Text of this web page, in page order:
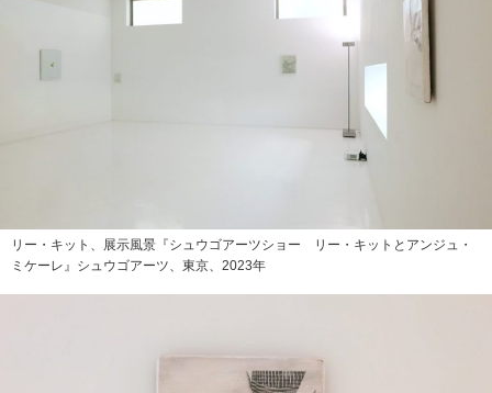
リー・キット、展示風景『シュウゴアーツショー リー・キットとアンジュ・
ミケーレ』シュウゴアーツ、東京、2023年